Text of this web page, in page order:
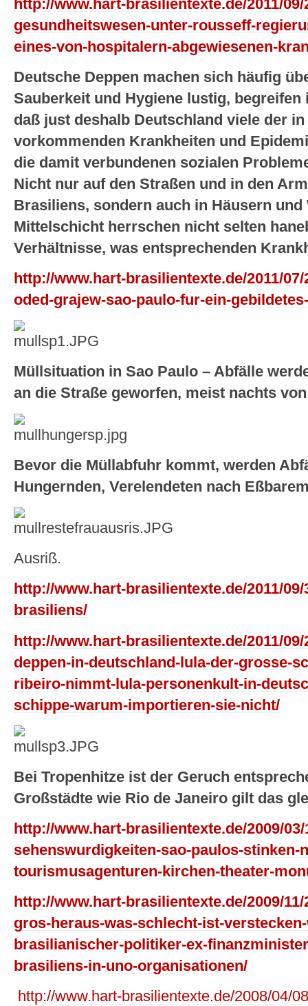
http://www.hart-brasilientexte.de/2011/
gesundheitswesen-unter-rousseff-
eines-von-hospitalern-abgewiesenen-
Deutsche Deppen machen sich häufig
Sauberkeit und Hygiene lustig,
daß just deshalb Deutschland viele der
vorkommenden Krankheiten und
die damit verbundenen sozialen
Nicht nur auf den Straßen und in den
Brasiliens, sondern auch in Häusern und
Mittelschicht herrschen nicht selten
Verhältnisse, was entsprechenden
http://www.hart-brasilientexte.de/2011/
oded-grajew-sao-paulo-fur-ein-
Müllsituation in Sao Paulo – Abfälle
an die Straße geworfen, meist nachts
Bevor die Müllabfuhr kommt, werden
Hungernden, Verelendeten nach
Ausriß.
http://www.hart-brasilientexte.de/2011/
brasiliens/
http://www.hart-brasilientexte.de/2011/
deppen-in-deutschland-lula-der-grosse-
ribeiro-nimmt-lula-personenkult-in-
schippe-warum-importieren-sie-nicht/
Bei Tropenhitze ist der Geruch
Großstädte wie Rio de Janeiro gilt das
http://www.hart-brasilientexte.de/2009/
sehenswurdigkeiten-sao-paulos-stinken-
tourismusagenturen-kirchen-theater-
http://www.hart-brasilientexte.de/2009/
gros-heraus-was-schlecht-ist-
brasilianischer-politiker-ex-
brasiliens-in-uno-organisationen/
http://www.hart-brasilientexte.de/2008/04/